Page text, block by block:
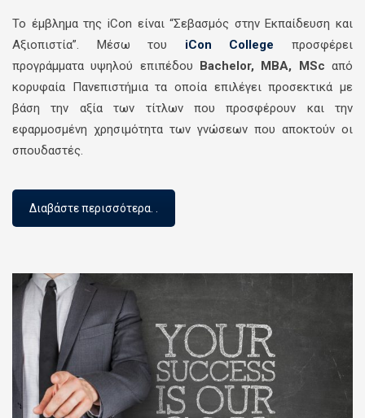
To έμβλημα της iCon είναι “Σεβασμός στην Εκπαίδευση και
Αξιοπιστία”. Μέσω του iCon College προσφέρει
προγράμματα υψηλού επιπέδου Bachelor, MBA, MSc από
κορυφαία Πανεπιστήμια τα οποία επιλέγει προσεκτικά με
βάση την αξία των τίτλων που προσφέρουν και την
εφαρμοσμένη χρησιμότητα των γνώσεων που αποκτούν οι
σπουδαστές.
Διαβάστε περισσότερα. .